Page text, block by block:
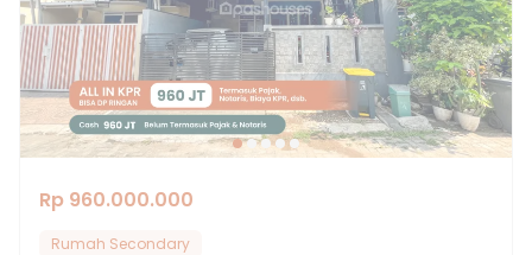
Rp 960.000.000
Rumah Secondary